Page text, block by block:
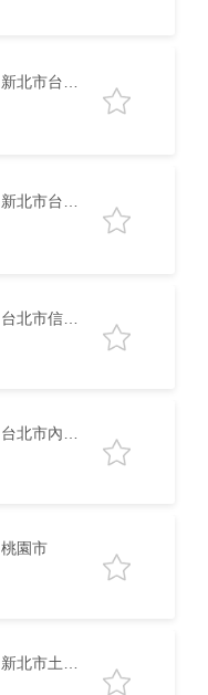
新北市台北市
新北市台北市
台北市信義區
台北市內湖區
桃園市
新北市土城區